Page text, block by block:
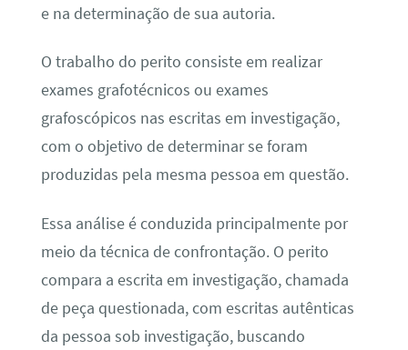
e na determinação de sua autoria.
O trabalho do perito consiste em realizar
exames grafotécnicos ou exames
grafoscópicos nas escritas em investigação,
com o objetivo de determinar se foram
produzidas pela mesma pessoa em questão.
Essa análise é conduzida principalmente por
meio da técnica de confrontação. O perito
compara a escrita em investigação, chamada
de peça questionada, com escritas autênticas
da pessoa sob investigação, buscando